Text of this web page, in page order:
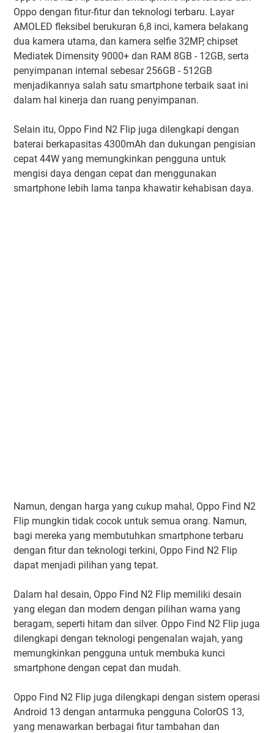
Oppo dengan fitur-fitur dan teknologi terbaru. Layar
AMOLED fleksibel berukuran 6,8 inci, kamera belakang
dua kamera utama, dan kamera selfie 32MP, chipset
Mediatek Dimensity 9000+ dan RAM 8GB - 12GB, serta
penyimpanan internal sebesar 256GB - 512GB
menjadikannya salah satu smartphone terbaik saat ini
dalam hal kinerja dan ruang penyimpanan.
Selain itu, Oppo Find N2 Flip juga dilengkapi dengan
baterai berkapasitas 4300mAh dan dukungan pengisian
cepat 44W yang memungkinkan pengguna untuk
mengisi daya dengan cepat dan menggunakan
smartphone lebih lama tanpa khawatir kehabisan daya.
Namun, dengan harga yang cukup mahal, Oppo Find N2
Flip mungkin tidak cocok untuk semua orang. Namun,
bagi mereka yang membutuhkan smartphone terbaru
dengan fitur dan teknologi terkini, Oppo Find N2 Flip
dapat menjadi pilihan yang tepat.
Dalam hal desain, Oppo Find N2 Flip memiliki desain
yang elegan dan modern dengan pilihan warna yang
beragam, seperti hitam dan silver. Oppo Find N2 Flip juga
dilengkapi dengan teknologi pengenalan wajah, yang
memungkinkan pengguna untuk membuka kunci
smartphone dengan cepat dan mudah.
Oppo Find N2 Flip juga dilengkapi dengan sistem operasi
Android 13 dengan antarmuka pengguna ColorOS 13,
yang menawarkan berbagai fitur tambahan dan